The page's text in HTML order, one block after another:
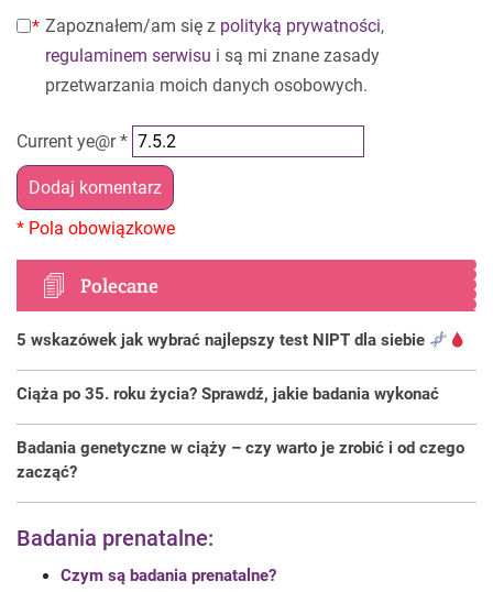
Zapoznałem/am się z polityką prywatności,
regulaminem serwisu i są mi znane zasady
przetwarzania moich danych osobowych.
Current ye@r*
Polecane
5 wskazówek jak wybrać najlepszy test NIPT dla siebie
Ciąża po 35. roku życia? Sprawdź, jakie badania wykonać
Badania genetyczne w ciąży – czy warto je zrobić i od czego
zacząć?
Badania prenatalne:
Czym są badania prenatalne?